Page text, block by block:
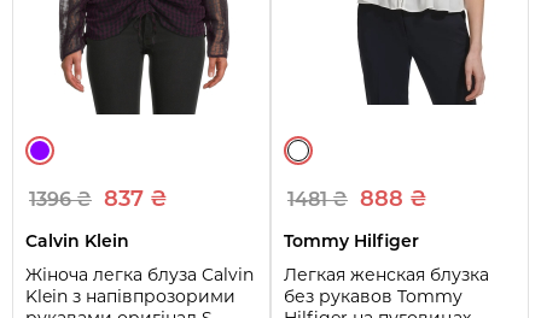
1396 ₴ 837 ₴
Calvin Klein
Жіноча легка блуза Calvin
Klein з напівпрозорими
1481 ₴ 888 ₴
Tommy Hilfiger
Легкая женская блузка
без рукавов Tommy